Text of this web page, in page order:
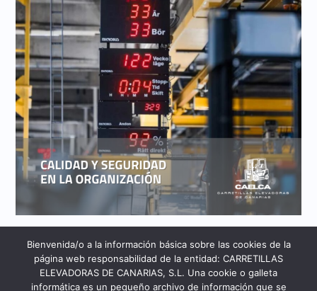
ELEVADORA
CALIDAD Y SEGURIDAD EN LA
ORGANIZACIÓN
Bienvenida/o a la información básica sobre las cookies de la
página web responsabilidad de la entidad: CARRETILLAS
ELEVADORAS DE CANARIAS, S.L. Una cookie o galleta
informática es un pequeño archivo de información que se